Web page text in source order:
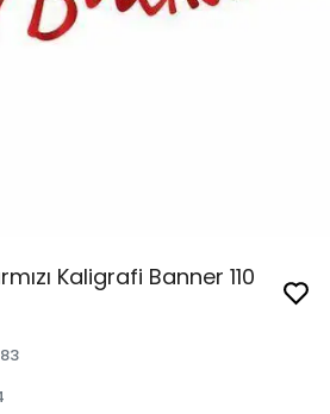
Kaligrafi Banner 110